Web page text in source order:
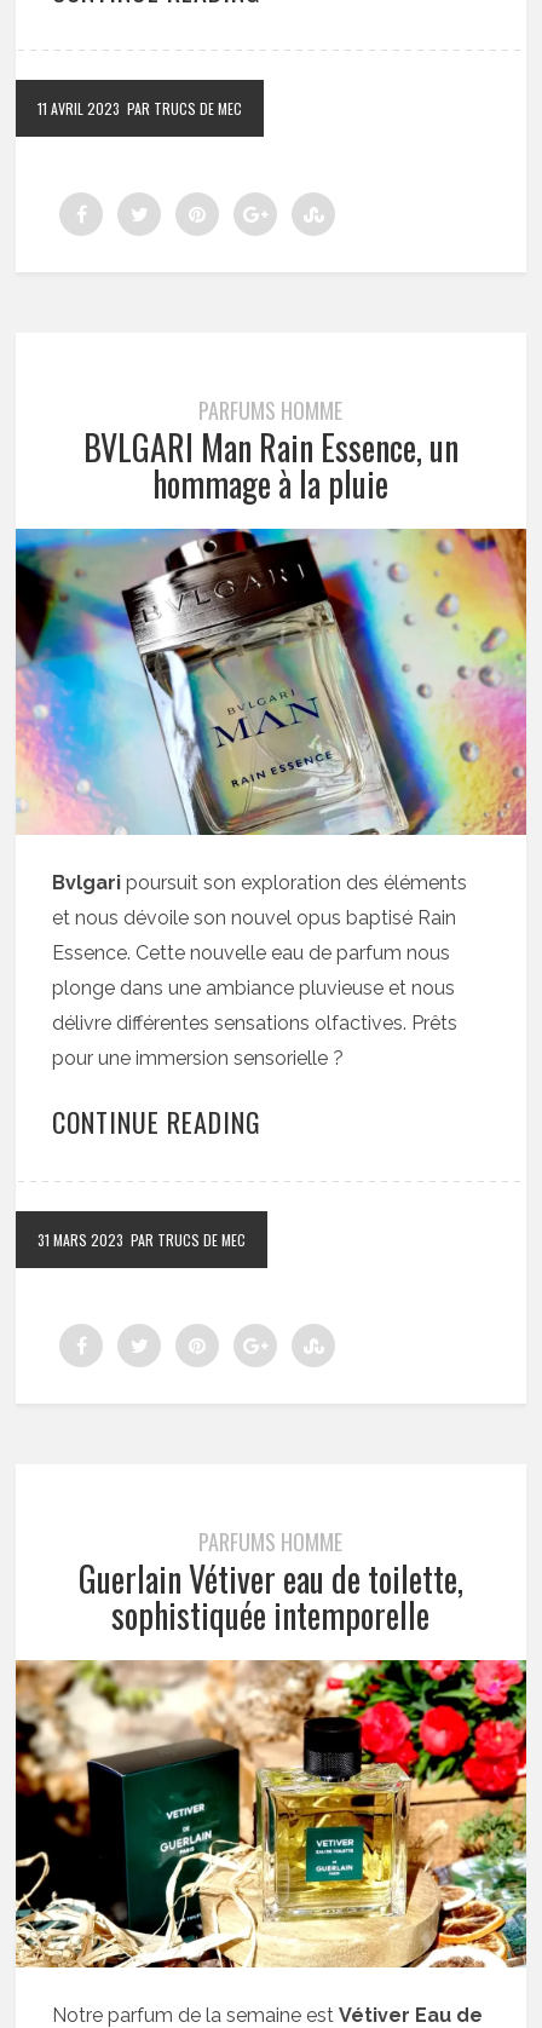
11 AVRIL 2023 PAR TRUCS DE MEC
PARFUMS HOMME
BVLGARI Man Rain Essence, un
hommage à la pluie
Bvlgari poursuit son exploration des éléments
et nous dévoile son nouvel opus baptisé Rain
Essence. Cette nouvelle eau de parfum nous
plonge dans une ambiance pluvieuse et nous
délivre différentes sensations olfactives. Prêts
pour une immersion sensorielle ?
CONTINUE READING
31 MARS 2023 PAR TRUCS DE MEC
PARFUMS HOMME
Guerlain Vétiver eau de toilette,
sophistiquée intemporelle
Notre parfum de la semaine estVétiver Eau de